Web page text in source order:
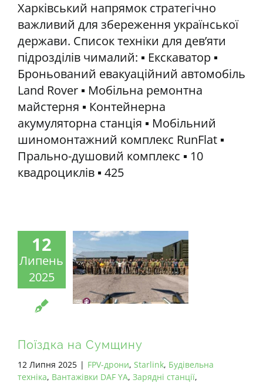
Харківський напрямок стратегічно
важливий для збереження української
держави. Список техніки для дев’яти
підрозділів чималий: ▪️ Екскаватор ▪️
Броньований евакуаційний автомобіль
Land Rover ▪️ Мобільна ремонтна
майстерня ▪️ Контейнерна
акумуляторна станція ▪️ Мобільний
шиномонтажний комплекс RunFlat ▪️
Прально-душовий комплекс ▪️ 10
квадроциклів ▪️ 425
12
Липень
2025
Поїздка на Сумщину
12 Липня 2025 | FPV-дрони, Starlink, Будівельна
техніка, Вантажівки DAF YA, Зарядні станції,